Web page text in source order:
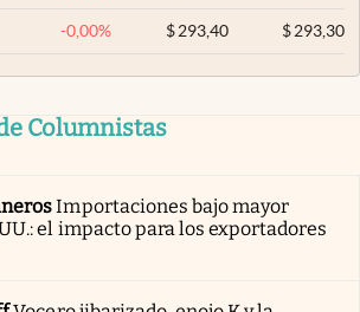
-0,00% $ 293,40 $293,30
Columnistas
Importaciones bajo mayor
el impacto para los exportadores